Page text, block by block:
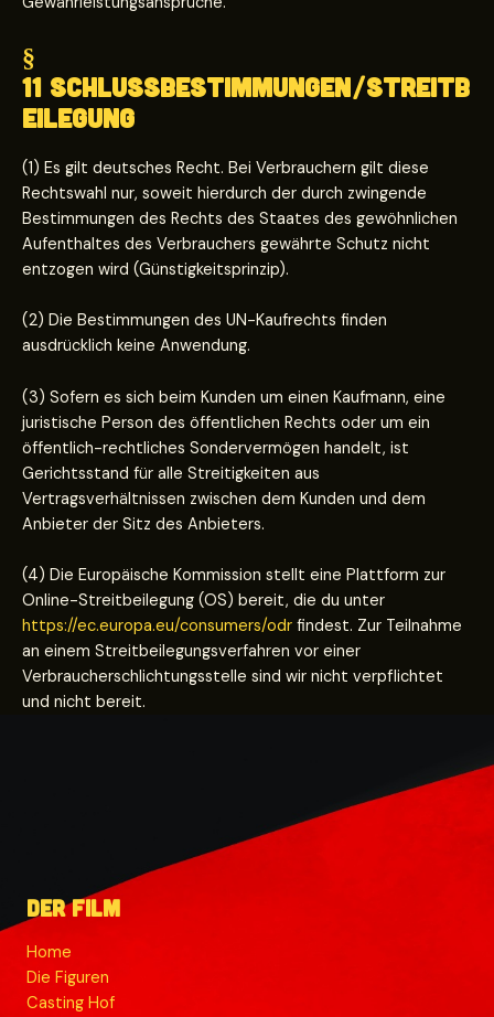
§
11 Schlussbestimmungen/Streitb
eilegung
(1) Es gilt deutsches Recht. Bei Verbrauchern gilt diese
Rechtswahl nur, soweit hierdurch der durch zwingende
Bestimmungen des Rechts des Staates des gewöhnlichen
Aufenthaltes des Verbrauchers gewährte Schutz nicht
entzogen wird (Günstigkeitsprinzip).
(2) Die Bestimmungen des UN-Kaufrechts finden
ausdrücklich keine Anwendung.
(3) Sofern es sich beim Kunden um einen Kaufmann, eine
juristische Person des öffentlichen Rechts oder um ein
öffentlich-rechtliches Sondervermögen handelt, ist
Gerichtsstand für alle Streitigkeiten aus
Vertragsverhältnissen zwischen dem Kunden und dem
Anbieter der Sitz des Anbieters.
(4) Die Europäische Kommission stellt eine Plattform zur
Online-Streitbeilegung (OS) bereit, die du unter
https://ec.europa.eu/consumers/odr findest. Zur Teilnahme
an einem Streitbeilegungsverfahren vor einer
Verbraucherschlichtungsstelle sind wir nicht verpflichtet
und nicht bereit.
Der Film
Home
Die Figuren
Casting Hof